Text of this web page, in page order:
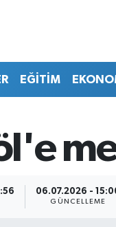
EĞİTİM
06.07.2026 -
GÜNCELLEME